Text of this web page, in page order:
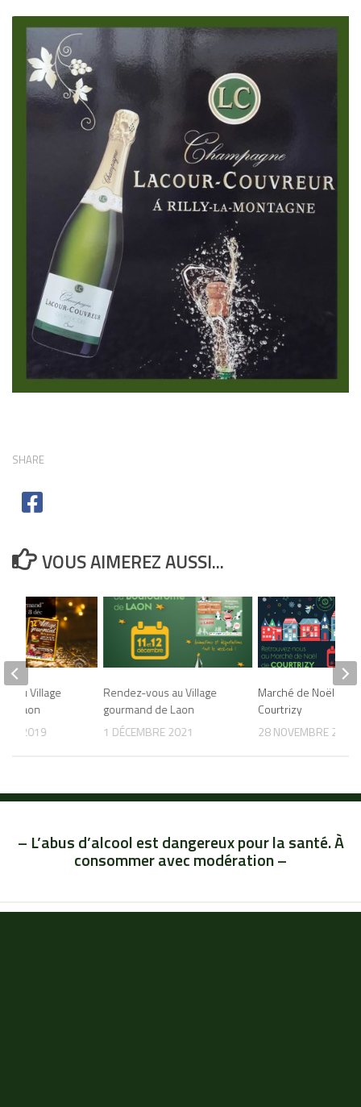
SHARE
VOUS AIMEREZ AUSSI...
Rendez-vous au Village
gourmand de Laon
1 DÉCEMBRE 2021
Marché de Noël de
Courtrizy
28 NOVEMBRE 2021
au Village
Laon
2019
– L’abus d’alcool est dangereux pour la santé. À
consommer avec modération –